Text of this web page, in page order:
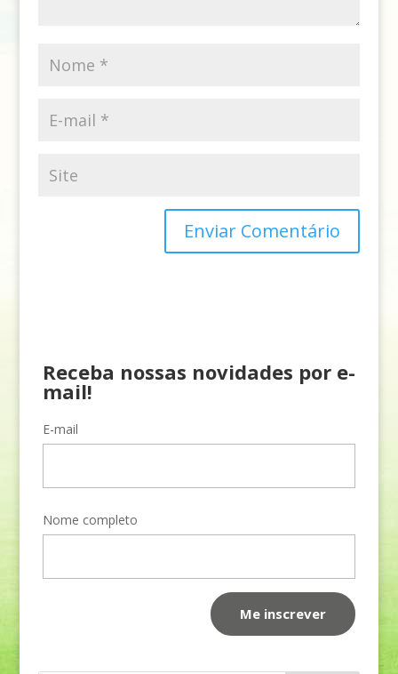
Receba nossas novidades por e-
mail!
E-mail
Nome completo